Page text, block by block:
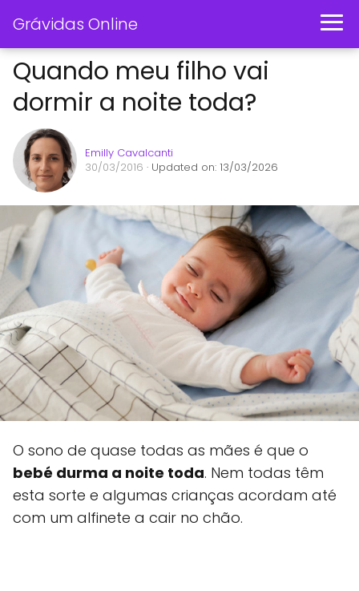
Grávidas Online
Quando meu filho vai
dormir a noite toda?
Emilly Cavalcanti
30/03/2016 · Updated on: 13/03/2026
O sono de quase todas as mães é que o
bebé durma a noite toda. Nem todas têm
esta sorte e algumas crianças acordam até
com um alfinete a cair no chão.